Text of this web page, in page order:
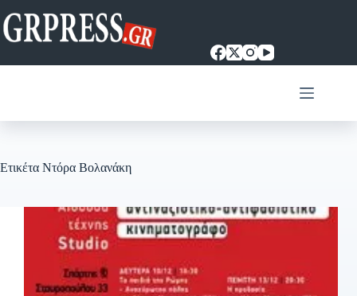
στο
περιεχόμενο
Ετικέτα Ντόρα Βολανάκη